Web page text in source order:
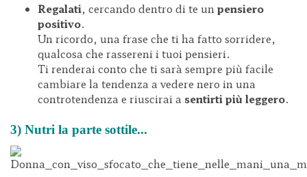
Regalati, cercando dentro di te un pensiero
positivo.
Un ricordo, una frase che ti ha fatto sorridere,
qualcosa che rassereni i tuoi pensieri.
Ti renderai conto che ti sarà sempre più facile
cambiare la tendenza a vedere nero in una
controtendenza e riuscirai a sentirti più leggero.
3) Nutri la parte sottile...